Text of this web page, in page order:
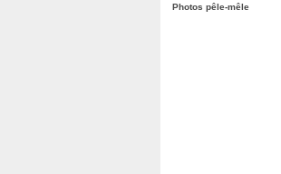
Photos pêle-mêle